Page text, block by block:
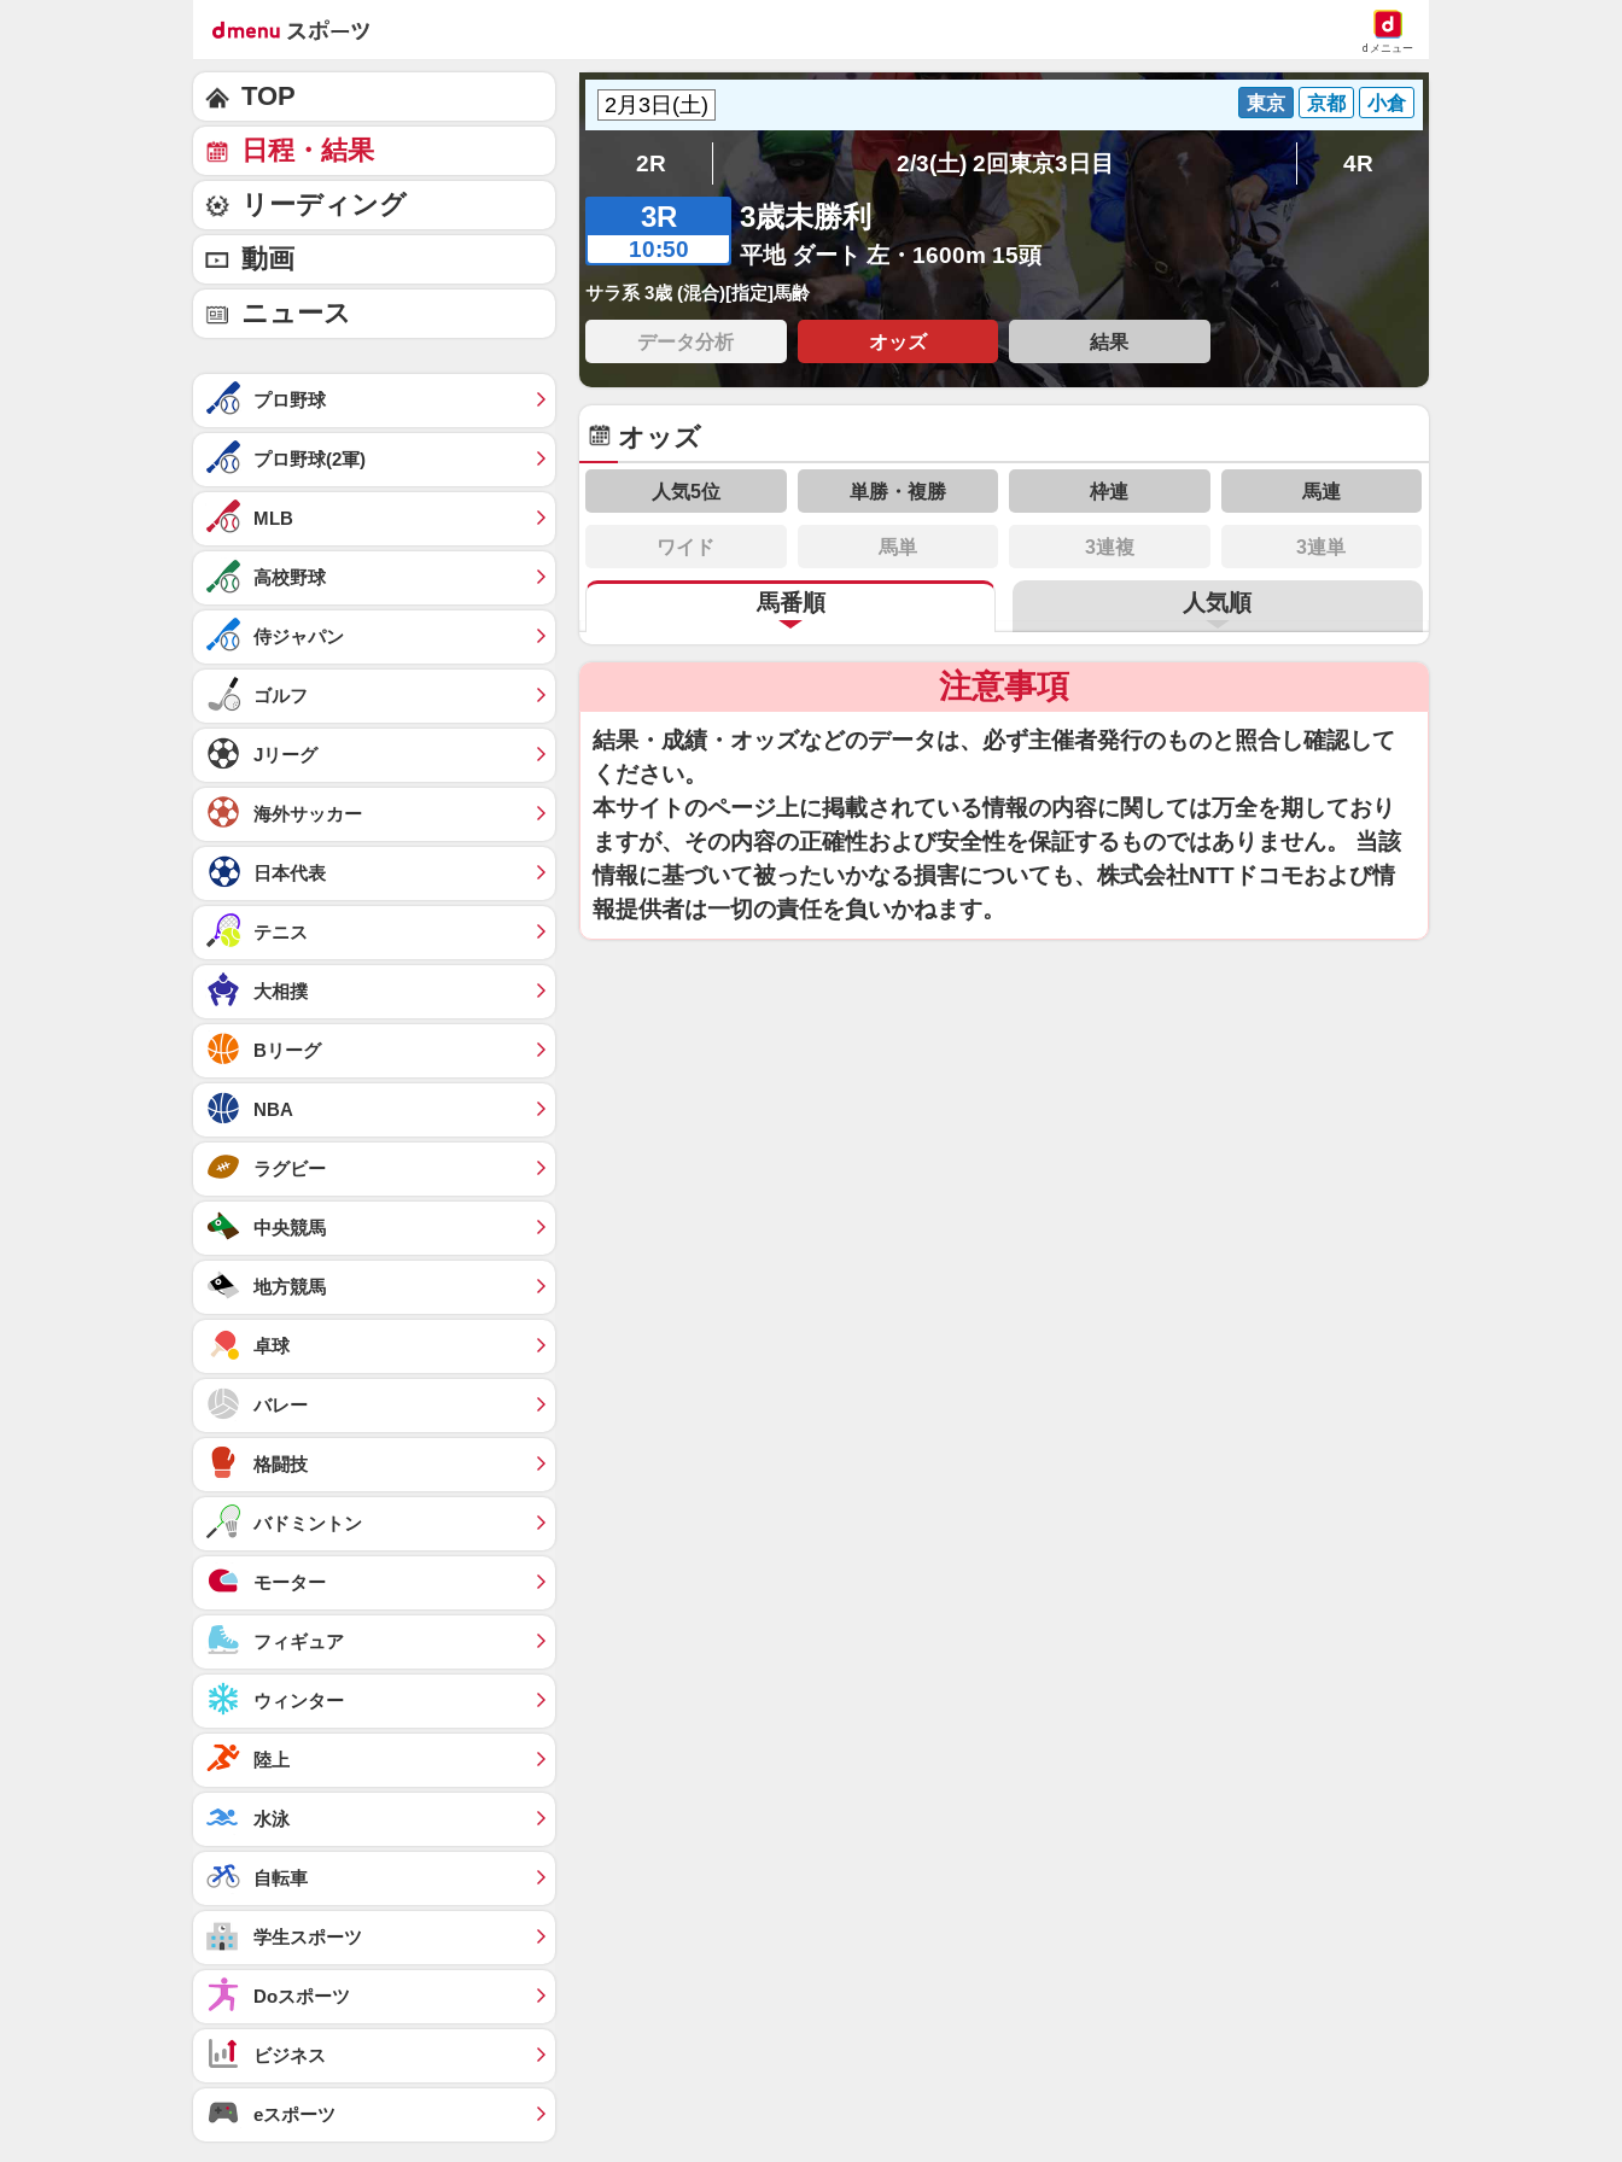
dメニュー
東京 京都 小倉
2R 2/3(土) 2回東京3日目 4R
3R
10:50
3歳未勝利
平地 ダート 左・1600m 15頭
サラ系 3歳 (混合)[指定]馬齢
データ分析 オッズ 結果
オッズ
人気5位 単勝・複勝 枠連 馬連
ワイド 馬単 3連複 3連単
馬番順 人気順
注意事項
結果・成績・オッズなどのデータは、必ず主催者発行のものと照合し確認して
ください。
本サイトのページ上に掲載されている情報の内容に関しては万全を期しており
ますが、その内容の正確性および安全性を保証するものではありません。 当該
情報に基づいて被ったいかなる損害についても、株式会社NTTドコモおよび情
報提供者は一切の責任を負いかねます。
TOP
日程・結果
リーディング
動画
ニュース
プロ野球
プロ野球(2軍)
MLB
高校野球
侍ジャパン
ゴルフ
Jリーグ
海外サッカー
日本代表
テニス
大相撲
Bリーグ
NBA
ラグビー
中央競馬
地方競馬
卓球
バレー
格闘技
バドミントン
モーター
フィギュア
ウィンター
陸上
水泳
自転車
学生スポーツ
Doスポーツ
ビジネス
eスポーツ